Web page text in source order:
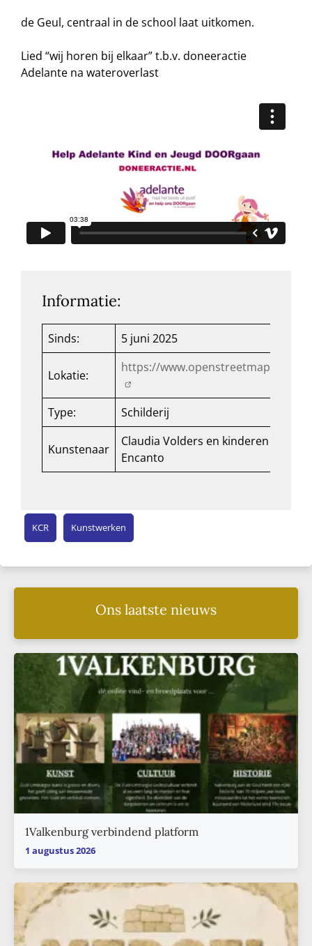
de Geul, centraal in de school laat uitkomen.
Lied “wij horen bij elkaar” t.b.v. doneeractie
Adelante na wateroverlast
Informatie:
Sinds: 5 juni 2025
Lokatie:
https://www.openstreetmap.org/
Type: Schilderij
Kunstenaar
Claudia Volders en kinderen van
Encanto
KCR Kunstwerken
Ons laatste nieuws
1Valkenburg verbindend platform
1 augustus 2026